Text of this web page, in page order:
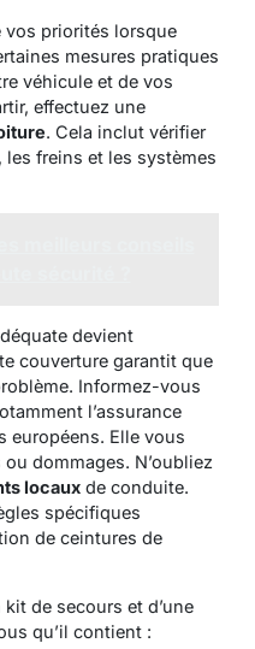
vos priorités lorsque
mesures pratiques
véhicule et de vos
effectuez une
. Cela inclut vérifier
les freins et les systèmes
devient
couverture garantit que
Informez-vous
l’assurance
européens. Elle vous
dommages. N’oubliez
locaux de conduite.
spécifiques
de ceintures de
de secours et d’une
qu’il contient :